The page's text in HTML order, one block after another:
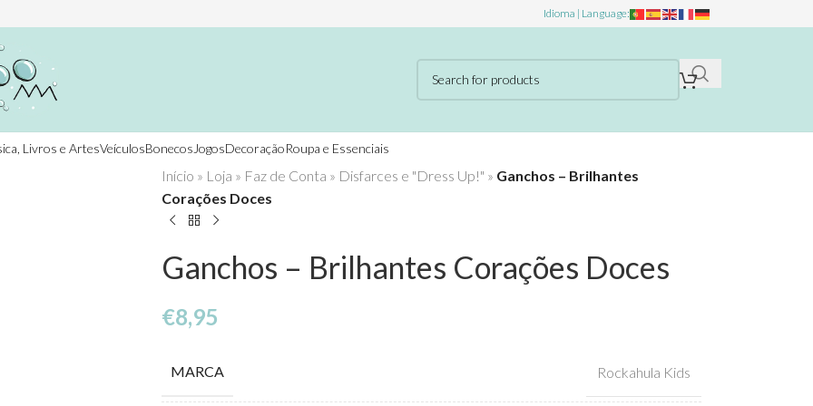
Idioma | Language:
Livros e ArtesVeículosBonecos JogosDecoraçãoRoupa e Essenciais
Início » Loja » Faz de Conta » Disfarces e "Dress Up!" » Ganchos – Brilhantes
Corações Doces
Ganchos – Brilhantes Corações Doces
€8,95
MARCA Rockahula Kids